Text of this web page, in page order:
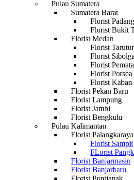
Pulau Sumatera
Sumatera Barat
Florist Padang
Florist Bukit
Florist Medan
Florist
Florist Sibolga
Florist
Florist Porsea
Florist Kaban
Florist Pekan Baru
Florist Lampung
Florist Jambi
Florist Bengkulu
Pulau Kalimantan
Florist Palangkaraya
Florist Sampit
FLorist
Florist Banjarmasin
Florist Banjarbaru
Florist Pontianak